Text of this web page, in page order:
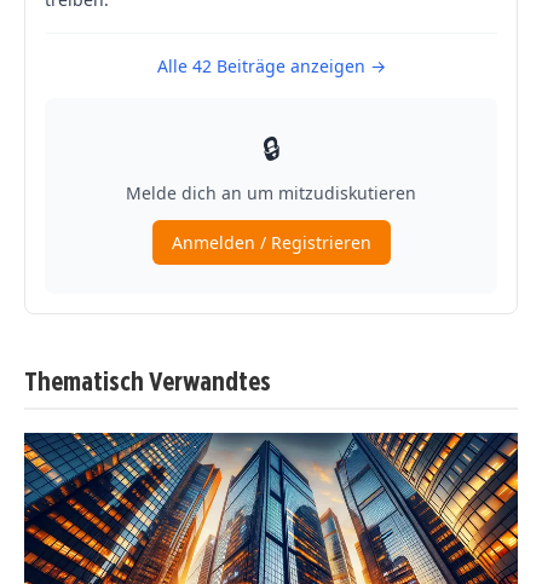
Thematisch Verwandtes